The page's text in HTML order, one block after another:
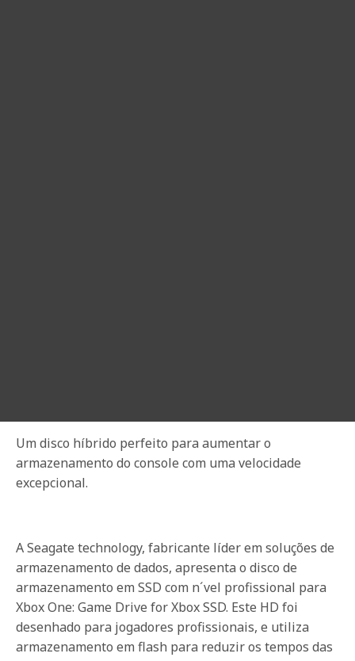
Um disco híbrido perfeito para aumentar o
armazenamento do console com uma velocidade
excepcional.
A Seagate technology, fabricante líder em soluções de
armazenamento de dados, apresenta o disco de
armazenamento em SSD com n´vel profissional para
Xbox One: Game Drive for Xbox SSD. Este HD foi
desenhado para jogadores profissionais, e utiliza
armazenamento em flash para reduzir os tempos das